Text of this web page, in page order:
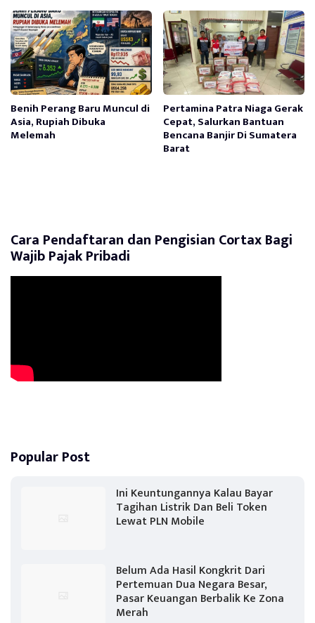
Benih Perang Baru Muncul di
Asia, Rupiah Dibuka
Melemah
Pertamina Patra Niaga Gerak
Cepat, Salurkan Bantuan
Bencana Banjir Di Sumatera
Barat
Cara Pendaftaran dan Pengisian Cortax Bagi
Wajib Pajak Pribadi
Popular Post
Ini Keuntungannya Kalau Bayar
Tagihan Listrik Dan Beli Token
Lewat PLN Mobile
Belum Ada Hasil Kongkrit Dari
Pertemuan Dua Negara Besar,
Pasar Keuangan Berbalik Ke Zona
Merah